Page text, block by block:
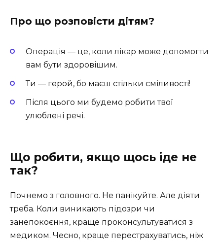
Про що розповісти дітям?
Операція — це, коли лікар може допомогти
вам бути здоровішим.
Ти — герой, бо маєш стільки сміливості!
Після цього ми будемо робити твої
улюблені речі.
Що робити, якщо щось іде не
так?
Почнемо з головного. Не панікуйте. Але діяти
треба. Коли виникають підозри чи
занепокоєння, краще проконсультуватися з
медиком. Чесно, краще перестрахуватись, ніж